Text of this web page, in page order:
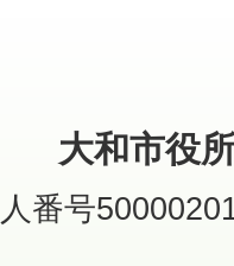
大和市役
番号